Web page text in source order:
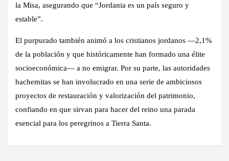
la Misa, asegurando que “Jordania es un país seguro y
estable”.
El purpurado también animó a los cristianos jordanos —2,1%
de la población y que históricamente han formado una élite
socioeconómica— a no emigrar. Por su parte, las autoridades
hachemitas se han involucrado en una serie de ambiciosos
proyectos de restauración y valorización del patrimonio,
confiando en que sirvan para hacer del reino una parada
esencial para los peregrinos a Tierra Santa.